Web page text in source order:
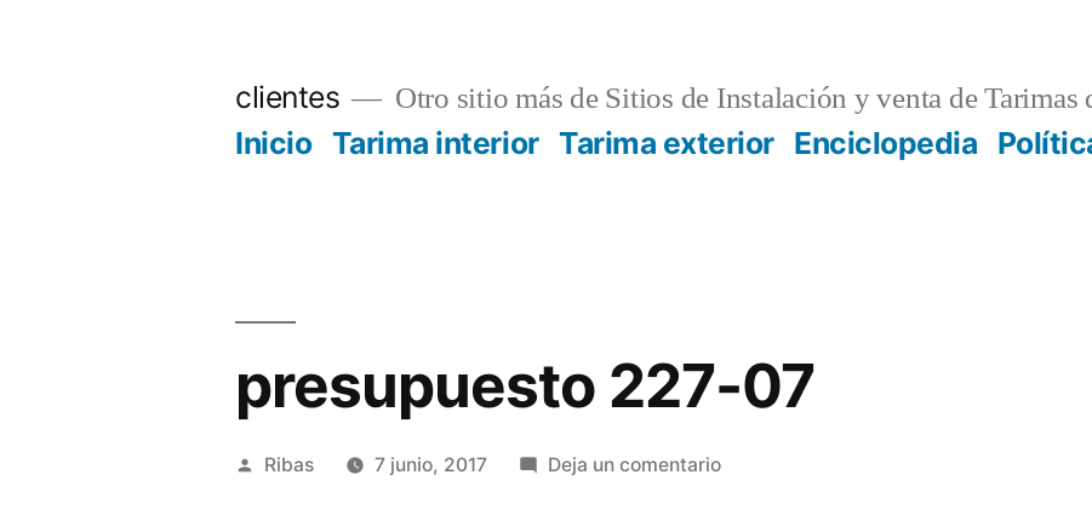
clientes Otro sitio más de Sitios de Instalación y venta de
Inicio Tarima interior Tarima exterior Enciclopedia
presupuesto 227-07
Publicado
Ribas 7 junio, 2017 Deja un comentarioen